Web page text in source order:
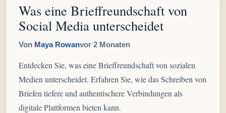
Was eine Brieffreundschaft von
Social Media unterscheidet
Von Maya Rowanvor 2 Monaten
Entdecken Sie, was eine Brieffreundschaft von sozialen
Medien unterscheidet. Erfahren Sie, wie das Schreiben von
Briefen tiefere und authentischere Verbindungen als
digitale Plattformen bieten kann.